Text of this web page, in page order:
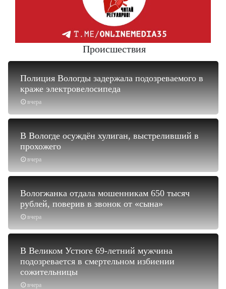
Происшествия
вчера
Полиция Вологды задержала подозреваемого в
краже электровелосипеда
вчера
В Вологде осуждён хулиган, выстреливший в
прохожего
вчера
Вологжанка отдала мошенникам 650 тысяч
рублей, поверив в звонок от «сына»
вчера
В Великом Устюге 69-летний мужчина
подозревается в смертельном избиении
сожительницы